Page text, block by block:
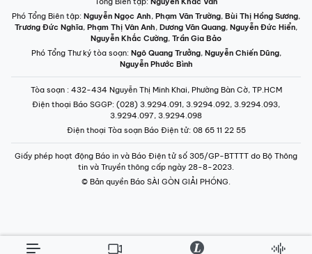
Phó Tổng Biên tập: Nguyễn Ngọc Anh, Phạm Văn Trường, Bùi Thị Hồng Sương,
Trương Đức Nghĩa, Phạm Thị Vân Anh, Dương Văn Quang, Nguyễn Đức Hiển,
Nguyễn Khắc Cường, Trần Gia Bảo
Phó Tổng Thư ký tòa soạn: Ngô Quang Trưởng, Nguyễn Chiến Dũng,
Nguyễn Phước Bình
Tòa soạn : 432-434 Nguyễn Thị Minh Khai, Phường Bàn Cờ, TP.HCM
Điện thoại Báo SGGP: (028) 3.9294.091, 3.9294.092, 3.9294.093,
3.9294.097, 3.9294.098
Điện thoại Tòa soạn Báo Điện tử: 08 65 11 22 55
Giấy phép hoạt động Báo in và Báo Điện tử số 305/GP-BTTTT do Bộ Thông
tin và Truyền thông cấp ngày 28-8-2023.
© Bản quyền Báo SÀI GÒN GIẢI PHÓNG.